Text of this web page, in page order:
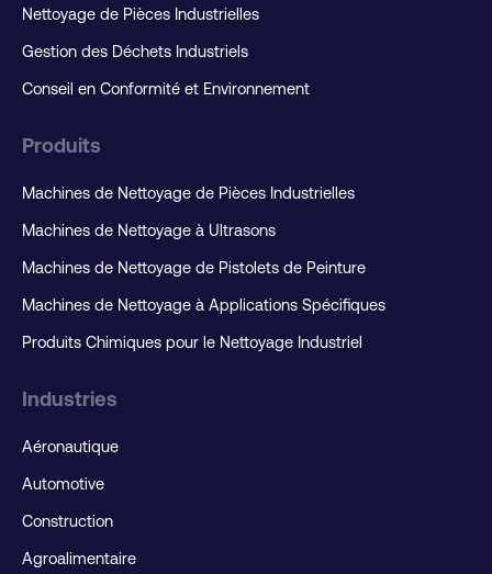
Nettoyage de Pièces Industrielles
Gestion des Déchets Industriels
Conseil en Conformité et Environnement
Produits
Machines de Nettoyage de Pièces Industrielles
Machines de Nettoyage à Ultrasons
Machines de Nettoyage de Pistolets de Peinture
Machines de Nettoyage à Applications Spécifiques
Produits Chimiques pour le Nettoyage Industriel
Industries
Aéronautique
Automotive
Construction
Agroalimentaire